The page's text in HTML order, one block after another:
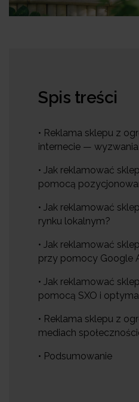
Spis treści
• Reklama sklepu z
internecie — wyzwania
• Jak reklamować
pomocą
• Jak reklamować
rynku lokalnym?
• Jak reklamować
przy pomocy Google
• Jak reklamować
pomocą SXO i
• Reklama sklepu z
mediach
• Podsumowanie